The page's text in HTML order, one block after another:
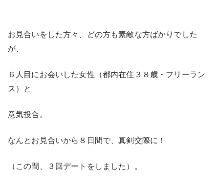
お見合いをした方々、どの方も素敵な方ばかりでした
が、
６人目にお会いした女性（都内在住３８歳・フリーラン
ス）と
意気投合。
なんとお見合いから８日間で、真剣交際に！
（この間、３回デートをしました）。